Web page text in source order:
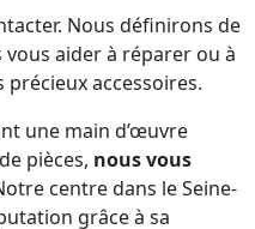
Nous définirons de
aider à réparer ou à
accessoires.
une main d’œuvre
pièces, nous vous
centre dans le Seine-
grâce à sa